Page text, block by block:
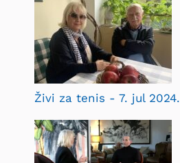
Živi za tenis - 7. jul 2024.